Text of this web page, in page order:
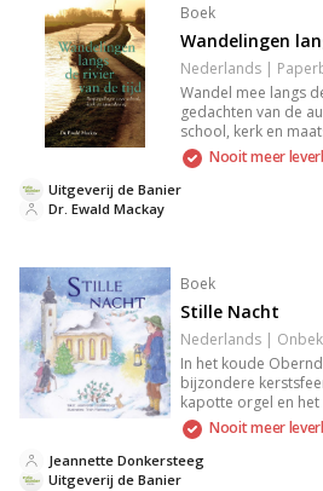
Boek
Wandelingen
Wandel mee langs
gedachten van de
school, kerk en
de diepgang en
verweven met de
waarin geloof en
Nooit meer
Dr. Ewald Mackay
Uitgeverij de Banier
Boek
Stille Nacht
In het koude
bijzondere
kapotte orgel en het
van de ijzige stilte
saamhorigheid die
inspirerend
onverwachte warmte.
Nooit meer
Uitgeverij de Banier
Jeannette Donkersteeg